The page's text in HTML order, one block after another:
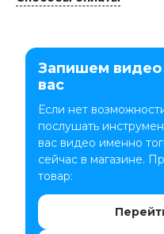
Запишем видео
вас
Если нет
послушать
вас видео именно
сейчас в магазине.
товар: